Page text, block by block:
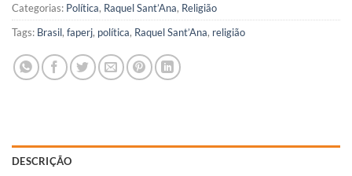
Categorias: Política, Raquel Sant’Ana, Religião
Tags: Brasil, faperj, política, Raquel Sant’Ana, religião
DESCRIÇÃO